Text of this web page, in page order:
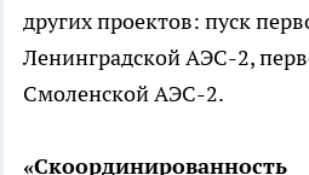
других проектов: пуск
Ленинградской АЭС-2,
Смоленской АЭС-2.
«Скоординированность